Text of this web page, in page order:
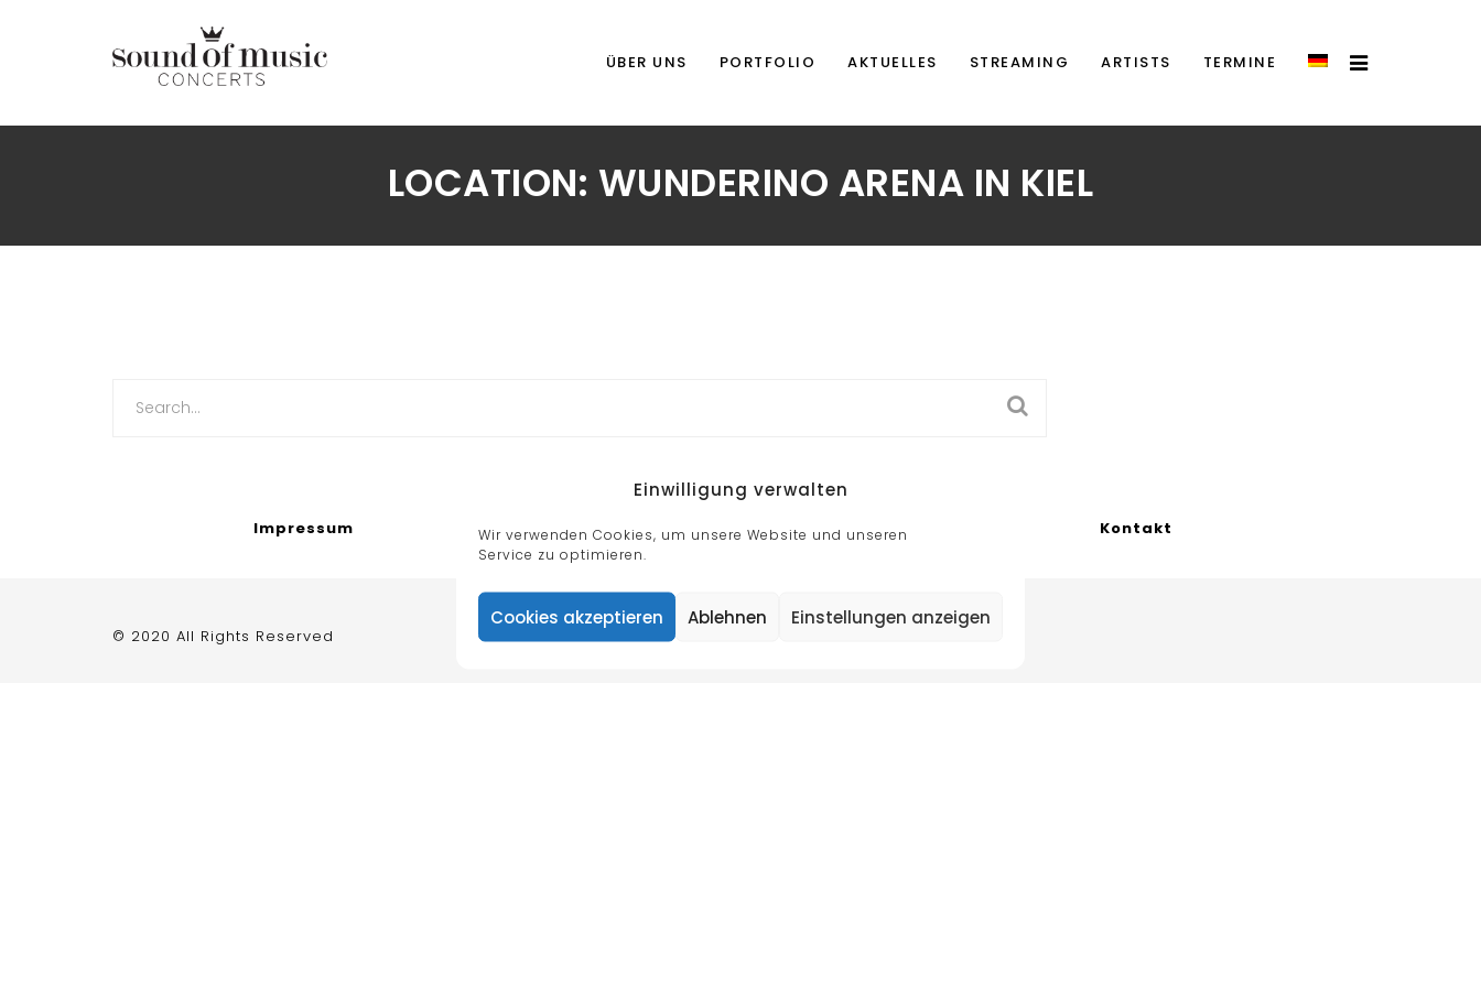
Einwilligung verwalten
Wir verwenden Cookies, um unsere Website und unseren
Service zu optimieren.
Cookies akzeptieren Ablehnen Einstellungen anzeigen
ÜBER UNS PORTFOLIO AKTUELLES STREAMING ARTISTS TERMINE
LOCATION: WUNDERINO ARENA IN KIEL
for:
Impressum Datenschutzerklärung /Cookie Richtlinie Kontakt
© 2020 All Rights Reserved